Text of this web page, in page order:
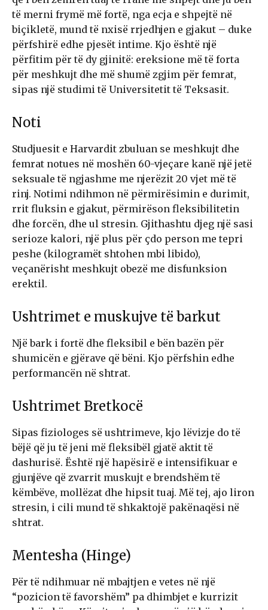
të merni frymë më fortë, nga ecja e shpejtë në
biçikletë, mund të nxisë rrjedhjen e gjakut – duke
përfshirë edhe pjesët intime. Kjo është një
përfitim për të dy gjinitë: ereksione më të forta
për meshkujt dhe më shumë zgjim për femrat,
sipas një studimi të Universitetit të Teksasit.
Noti
Studjuesit e Harvardit zbuluan se meshkujt dhe
femrat notues në moshën 60-vjeçare kanë një jetë
seksuale të ngjashme me njerëzit 20 vjet më të
rinj. Notimi ndihmon në përmirësimin e durimit,
rrit fluksin e gjakut, përmirëson fleksibilitetin
dhe forcën, dhe ul stresin. Gjithashtu djeg një sasi
serioze kalori, një plus për çdo person me tepri
peshe (kilogramët shtohen mbi libido),
veçanërisht meshkujt obezë me disfunksion
erektil.
Ushtrimet e muskujve të barkut
Një bark i fortë dhe fleksibil e bën bazën për
shumicën e gjërave që bëni. Kjo përfshin edhe
performancën në shtrat.
Ushtrimet Bretkocë
Sipas fiziologes së ushtrimeve, kjo lëvizje do të
bëjë që ju të jeni më fleksibël gjatë aktit të
dashurisë. Është një hapësirë e intensifikuar e
gjunjëve që zvarrit muskujt e brendshëm të
këmbëve, mollëzat dhe hipsit tuaj. Më tej, ajo liron
stresin, i cili mund të shkaktojë pakënaqësi në
shtrat.
Mentesha (Hinge)
Për të ndihmuar në mbajtjen e vetes në një
“pozicion të favorshëm” pa dhimbjet e kurrizit